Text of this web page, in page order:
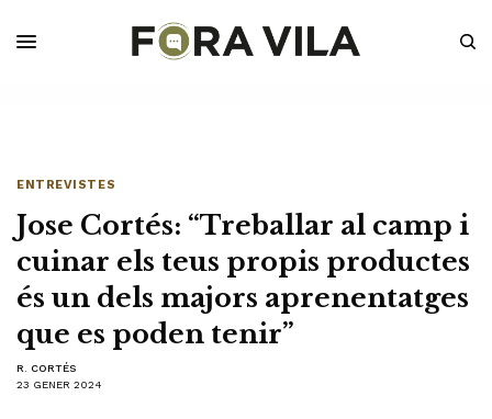
ENTREVISTES
Jose Cortés: “Treballar al camp i
cuinar els teus propis productes
és un dels majors aprenentatges
que es poden tenir”
R. CORTÉS
23 GENER 2024